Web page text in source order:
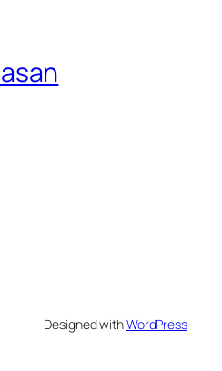
Designed withWordPress